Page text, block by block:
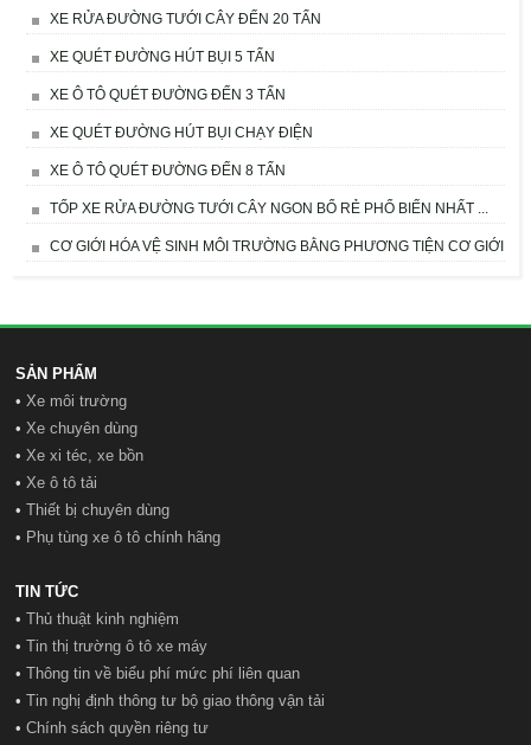
XE RỬA ĐƯỜNG TƯỚI CÂY ĐẾN 20 TẤN
XE QUÉT ĐƯỜNG HÚT BỤI 5 TẤN
XE Ô TÔ QUÉT ĐƯỜNG ĐẾN 3 TẤN
XE QUÉT ĐƯỜNG HÚT BỤI CHẠY ĐIỆN
XE Ô TÔ QUÉT ĐƯỜNG ĐẾN 8 TẤN
TỐP XE RỬA ĐƯỜNG TƯỚI CÂY NGON BỔ RẺ PHỔ BIẾN NHẤT ...
CƠ GIỚI HÓA VỆ SINH MÔI TRƯỜNG BẰNG PHƯƠNG TIỆN CƠ GIỚI
SẢN PHẨM
•Xe môi trường
•Xe chuyên dùng
•Xe xi téc, xe bồn
•Xe ô tô tải
•Thiết bị chuyên dùng
• Phụ tùng xe ô tô chính hãng
TIN TỨC
•Thủ thuật kinh nghiệm
•Tin thị trường ô tô xe máy
•Thông tin về biểu phí mức phí liên quan
•Tin nghị định thông tư bộ giao thông vận tải
•Chính sách quyền riêng tư